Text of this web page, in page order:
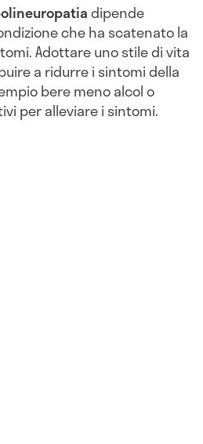
dipende
che ha scatenato la
Adottare uno stile di vita
a ridurre i sintomi della
bere meno alcol o
per alleviare i sintomi.